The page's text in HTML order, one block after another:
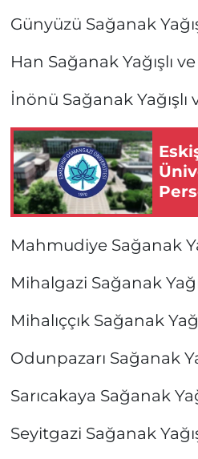
Günyüzü Sağanak
Han Sağanak Yağışlı
İnönü Sağanak Yağışlı
Mahmudiye Sağanak
Mihalgazi Sağanak
Mihalıççık Sağanak
Odunpazarı Sağanak
Sarıcakaya Sağanak
Seyitgazi Sağanak